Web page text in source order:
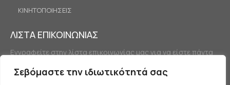
Σεβόμαστε την ιδιωτικότητά σας
ΚΙΝΗΤΟΠΟΙΗΣΕΙΣ
ΛΙΣΤΑ ΕΠΙΚΟΙΝΩΝΙΑΣ
Εγγραφείτε στην λίστα επικοινωνίας μας για να είστε πάντα